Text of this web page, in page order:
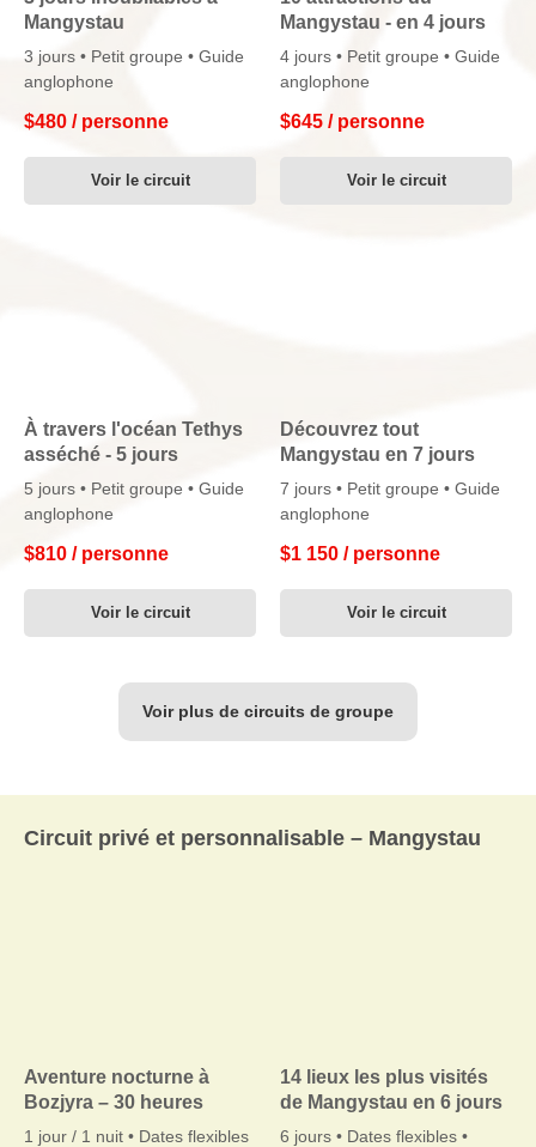
Phone:
9516
Mangystau
3 jours • Petit groupe • Guide
anglophone
$480 / personne
Voir le circuit
Mangystau - en 4 jours
4 jours • Petit groupe • Guide
anglophone
$645 / personne
Voir le circuit
À travers l'océan Tethys
asséché - 5 jours
5 jours • Petit groupe • Guide
anglophone
$810 / personne
Voir le circuit
Découvrez tout
Mangystau en 7 jours
7 jours • Petit groupe • Guide
anglophone
$1 150 / personne
Voir le circuit
Voir plus de circuits de groupe
Circuit privé et personnalisable – Mangystau
Aventure nocturne à
Bozjyra – 30 heures
1 jour / 1 nuit • Dates flexibles
14 lieux les plus visités
de Mangystau en 6 jours
6 jours • Dates flexibles •